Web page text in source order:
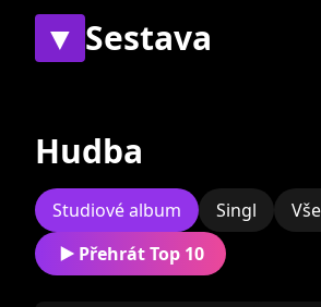
absolvovala první vystoupení
▼ Sestava
Hudba
Studiové album Singl
Přehrát Top 10